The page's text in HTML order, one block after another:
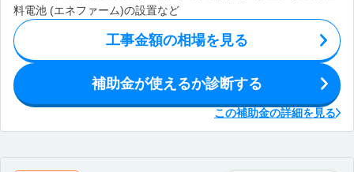
料電池 (エネファーム)の設置など
工事金額の相場を見る
補助金が使えるか診断する
この補助金の詳細を見る